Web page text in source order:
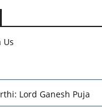
Us
Lord Ganesh Puja